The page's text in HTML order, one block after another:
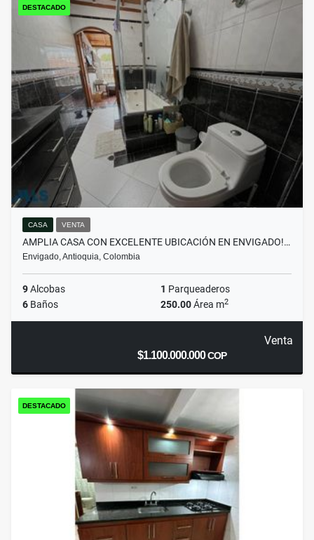
DESTACADO
CASA VENTA
AMPLIA CASA CON EXCELENTE UBICACIÓN EN ENVIGADO!…
Envigado, Antioquia, Colombia
9Alcobas 1 Parqueaderos
6 Baños 250.00Área m2
Venta
$1.100.000.000COP
DESTACADO